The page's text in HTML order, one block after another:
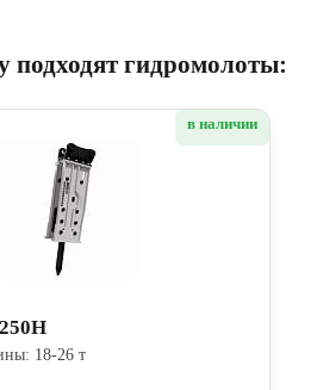
подходят гидромолоты:
в наличии
18-26 т